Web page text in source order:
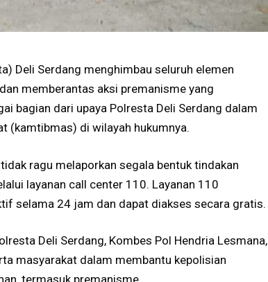
Deli Serdang menghimbau seluruh elemen
memberantas aksi premanisme yang
bagian dari upaya Polresta Deli Serdang dalam
(kamtibmas) di wilayah hukumnya.
ragu melaporkan segala bentuk tindakan
layanan call center 110. Layanan 110
selama 24 jam dan dapat diakses secara gratis.
Deli Serdang, Kombes Pol Hendria Lesmana,
masyarakat dalam membantu kepolisian